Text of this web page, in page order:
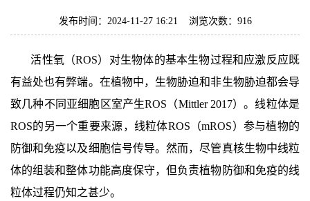
发布时间：2024-11-27 16:21 浏览次数： 916
活性氧（ROS）对生物体的基本生物过程和应激反应既
有益处也有弊端。在植物中，生物胁迫和非生物胁迫都会导
致几种不同亚细胞区室产生ROS（Mittler 2017）。线粒体是
ROS的另一个重要来源，线粒体ROS（mROS）参与植物的
防御和免疫以及细胞信号传导。然而，尽管真核生物中线粒
体的组装和整体功能高度保守，但负责植物防御和免疫的线
粒体过程仍知之甚少。